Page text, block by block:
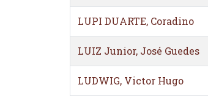
LUPI DUARTE, Coradino
LUIZ Junior, José Guedes
LUDWIG, Victor Hugo